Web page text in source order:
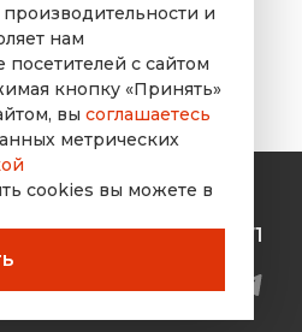
и
нам
с сайтом
кнопку «Принять»
вы соглашаетесь
метрических
cookies вы можете в
+7 (8452) 53-70-71